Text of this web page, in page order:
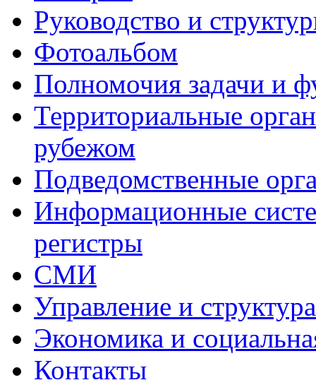
Руководство и
Фотоальбом
Полномочия задачи и
Территориальные
рубежом
Подведомственные
Информационные
регистры
СМИ
Управление и
Экономика и
Контакты